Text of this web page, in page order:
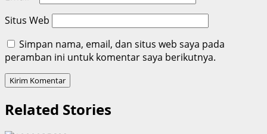
Situs Web
Simpan nama, email, dan situs web saya pada
peramban ini untuk komentar saya berikutnya.
Related Stories